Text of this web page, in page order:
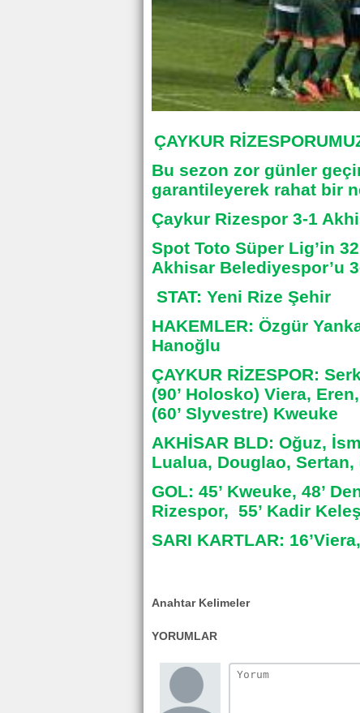
ÇAYKUR
Bu sezon zor günler
garantileyerek rahat bir
Çaykur Rizespor 3-1
Spot Toto Süper Lig’in
Akhisar Belediyespor’u
STAT: Yeni Rize Şehir
HAKEMLER: Özgür
Hanoğlu
ÇAYKUR RİZESPOR:
(90’ Holosko) Viera,
(60’ Slyvestre) Kweuke
AKHİSAR BLD: Oğuz,
Lualua, Douglao, Sertan,
GOL: 45’ Kweuke, 48’
Rizespor, 55’ Kadir
SARI KARTLAR:
Anahtar Kelimeler
YORUMLAR